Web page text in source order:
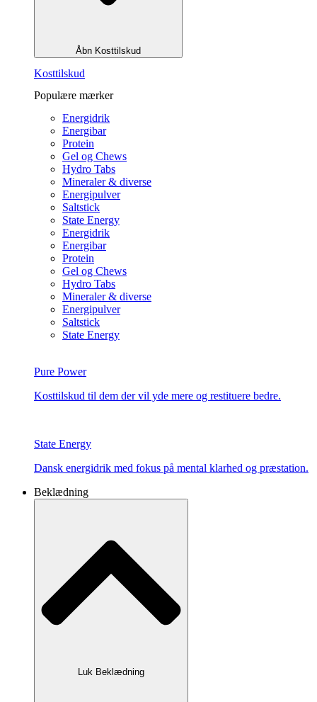
Åbn Kosttilskud
Kosttilskud
Populære mærker
Energidrik
Energibar
Protein
Gel og Chews
Hydro Tabs
Mineraler & diverse
Energipulver
Saltstick
State Energy
Energidrik
Energibar
Protein
Gel og Chews
Hydro Tabs
Mineraler & diverse
Energipulver
Saltstick
State Energy
Pure Power
Kosttilskud til dem der vil yde mere og restituere bedre.
State Energy
Dansk energidrik med fokus på mental klarhed og præstation.
Beklædning
Luk Beklædning